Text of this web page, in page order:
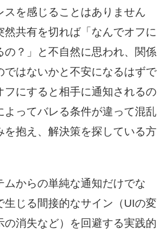
スを感じることはありません
然共有を切れば「なんでオフに
の？」と不自然に思われ、関係
ではないかと不安になるはずで
フにすると相手に通知されるの
よってバレる条件が違って混乱
を抱え、解決策を探している方
ムからの単純な通知だけでな
生じる間接的なサイン（UIの変
の消失など）を回避する実践的